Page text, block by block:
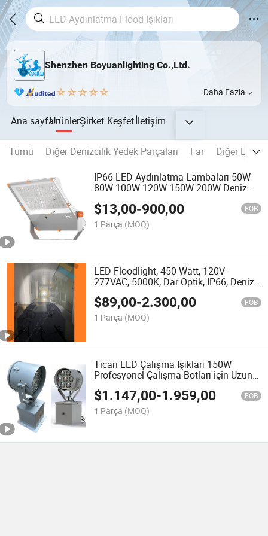
Shenzhen Boyuanlighting Co.,Ltd.
Daha Fazla
Ana sayfaÜrünlerŞirket Keşfetİletişim
Tümü Diğer Denizcilik Yedek Parçaları Far
Diğer LED
IP66 LED Aydınlatma Lambaları 50W
80W 100W 120W 150W 200W Deniz
$13,00-900,00 FOB
1 Parça (MOQ)
LED Floodlight, 450 Watt, 120V-
277VAC, 5000K, Dar Optik, IP66, Deniz
Aydınlatması
$89,00-2.300,00 FOB
1 Parça (MOQ)
Ticari LED Çalışma Işıkları 150W
Profesyonel Çalışma Botları için Uzun
Menzilli 3000m Aydınlatma
$1.147,00-1.959,00 FOB
1 Parça (MOQ)